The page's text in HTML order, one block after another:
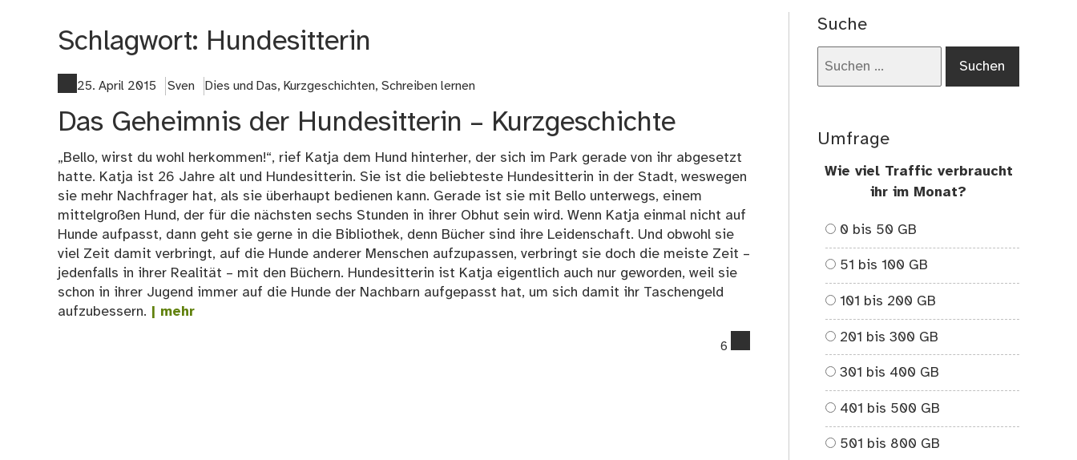
Schlagwort: Hundesitterin
25. April 2015 Sven Dies und Das, Kurzgeschichten,Schreiben lernen
Das Geheimnis der Hundesitterin – Kurzgeschichte
„Bello, wirst du wohl herkommen!“, rief Katja dem Hund hinterher, der sich im Park gerade von ihr abgesetzt
hatte. Katja ist 26 Jahre alt und Hundesitterin. Sie ist die beliebteste Hundesitterin in der Stadt, weswegen
sie mehr Nachfrager hat, als sie überhaupt bedienen kann. Gerade ist sie mit Bello unterwegs, einem
mittelgroßen Hund, der für die nächsten sechs Stunden in ihrer Obhut sein wird. Wenn Katja einmal nicht auf
Hunde aufpasst, dann geht sie gerne in die Bibliothek, denn Bücher sind ihre Leidenschaft. Und obwohl sie
viel Zeit damit verbringt, auf die Hunde anderer Menschen aufzupassen, verbringt sie doch die meiste Zeit –
jedenfalls in ihrer Realität – mit den Büchern. Hundesitterin ist Katja eigentlich auch nur geworden, weil sie
schon in ihrer Jugend immer auf die Hunde der Nachbarn aufgepasst hat, um sich damit ihr Taschengeld
aufzubessern. | mehr
6
Suche
Umfrage
Wie viel Traffic verbraucht
ihr im Monat?
0 bis 50 GB
51 bis 100 GB
101 bis 200 GB
201 bis 300 GB
301 bis 400 GB
401 bis 500 GB
501 bis 800 GB